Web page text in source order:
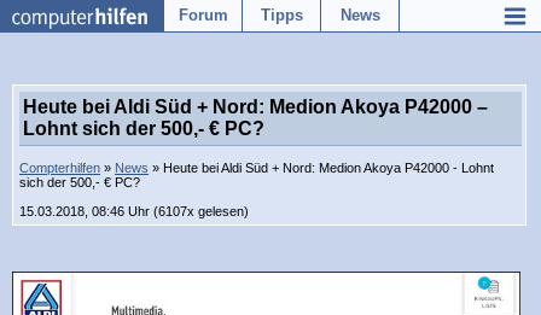
Forum Tipps News
Heute bei Aldi Süd + Nord: Medion Akoya P42000 –
Lohnt sich der 500,- € PC?
Compterhilfen » News » Heute bei Aldi Süd + Nord: Medion Akoya P42000 - Lohnt
sich der 500,- € PC?
15.03.2018, 08:46 Uhr (6107x gelesen)